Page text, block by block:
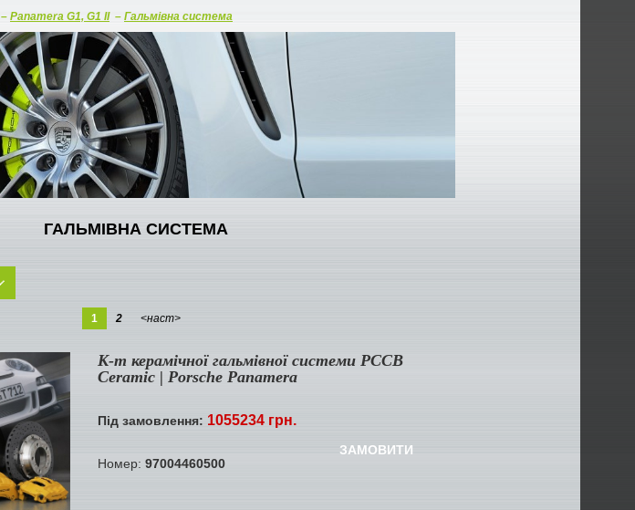
– Panamera G1, G1 II– Гальмівна система
ГАЛЬМІВНА СИСТЕМА
1 2 <наст>
К-т керамічної гальмівної системи PCCB
Ceramic | Porsche Panamera
Під замовлення: 1055234 грн.
ЗАМОВИТИ
Номер: 97004460500